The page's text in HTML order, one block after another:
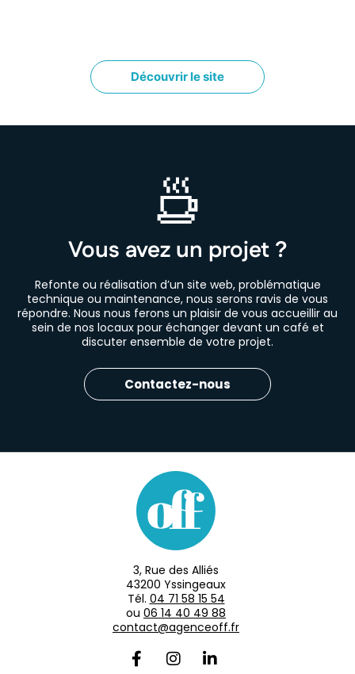
Découvrir le site
Vous avez un projet ?
Refonte ou réalisation d’un site web, problématique
technique ou maintenance, nous serons ravis de vous
répondre. Nous nous ferons un plaisir de vous accueillir au
sein de nos locaux pour échanger devant un café et
discuter ensemble de votre projet.
Contactez-nous
3, Rue des Alliés
43200 Yssingeaux
Tél. 04 71 58 15 54
ou 06 14 40 49 88
contact@agenceoff.fr